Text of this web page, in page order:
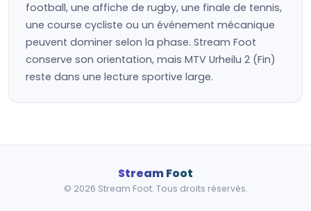
football, une affiche de rugby, une finale de tennis,
une course cycliste ou un événement mécanique
peuvent dominer selon la phase. Stream Foot
conserve son orientation, mais MTV Urheilu 2 (Fin)
reste dans une lecture sportive large.
Stream Foot
© 2026 Stream Foot. Tous droits réservés.